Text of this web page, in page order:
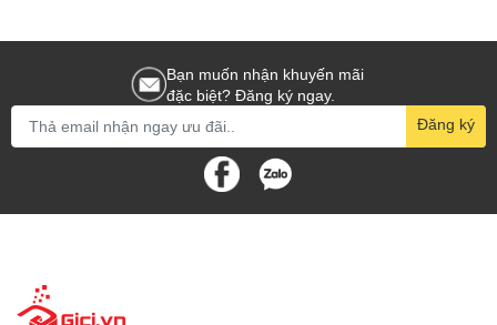
Bạn muốn nhận khuyến mãi
đặc biệt? Đăng ký ngay.
Đăng ký